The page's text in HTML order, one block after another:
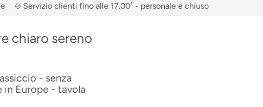
Servizio clienti fino alle 17.00¹ - personale e chiuso
chiaro sereno
- senza
in Europe - tavola